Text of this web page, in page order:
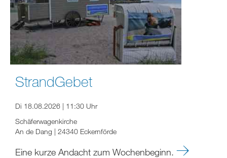
StrandGebet
Di 18.08.2026 | 11:30 Uhr
Schäferwagenkirche
An de Dang | 24340 Eckernförde
Eine kurze Andacht zum Wochenbeginn.